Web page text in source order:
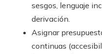
sesgos, lenguaje
derivación.
Asignar
continuas